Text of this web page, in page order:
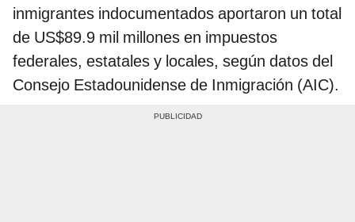
inmigrantes indocumentados aportaron un total
de US$89.9 mil millones en impuestos
federales, estatales y locales, según datos del
Consejo Estadounidense de Inmigración (AIC).